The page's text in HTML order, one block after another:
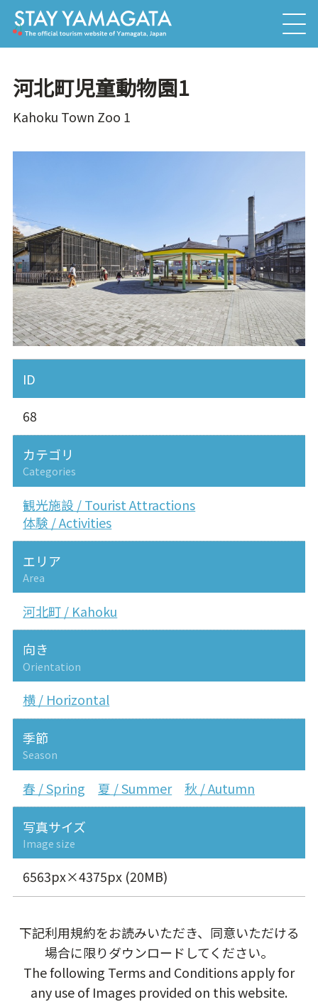
河北町児童動物園1
Kahoku Town Zoo 1
ID
68
カテゴリ
Categories
観光施設 / Tourist Attractions
体験 / Activities
エリア
Area
河北町 / Kahoku
向き
Orientation
横 / Horizontal
季節
Season
春 / Spring 夏 / Summer 秋 / Autumn
写真サイズ
Image size
6563px×4375px (20MB)
下記利用規約をお読みいただき、同意いただける
場合に限りダウンロードしてください。
The following Terms and Conditions apply for
any use of Images provided on this website.